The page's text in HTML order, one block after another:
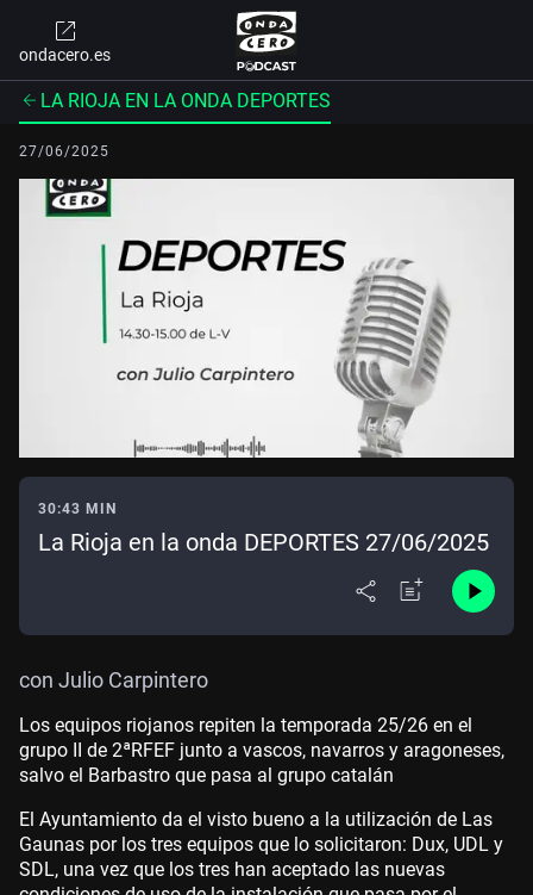
ondacero.es
LA RIOJA EN LA ONDA DEPORTES
27/06/2025
30:43 MIN
La Rioja en la onda DEPORTES 27/06/2025
con Julio Carpintero
Los equipos riojanos repiten la temporada 25/26 en el
grupo II de 2ªRFEF junto a vascos, navarros y aragoneses,
salvo el Barbastro que pasa al grupo catalán
El Ayuntamiento da el visto bueno a la utilización de Las
Gaunas por los tres equipos que lo solicitaron: Dux, UDL y
SDL, una vez que los tres han aceptado las nuevas